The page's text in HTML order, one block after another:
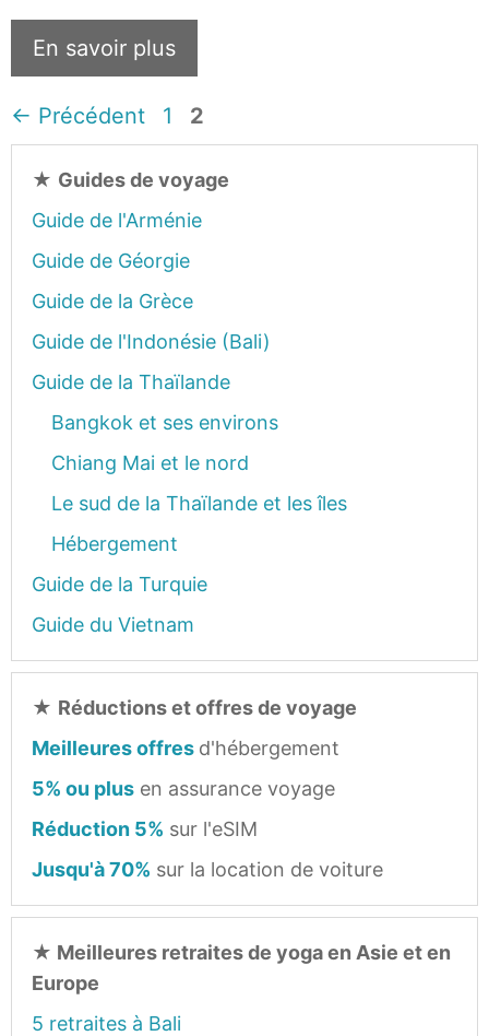
En savoir plus
← Précédent Page
1 Page
2
★ Guides de voyage
Guide de l'Arménie
Guide de Géorgie
Guide de la Grèce
Guide de l'Indonésie (Bali)
Guide de la Thaïlande
Bangkok et ses environs
Chiang Mai et le nord
Le sud de la Thaïlande et les îles
Hébergement
Guide de la Turquie
Guide du Vietnam
★ Réductions et offres de voyage
Meilleures offres d'hébergement
5% ou plus en assurance voyage
Réduction 5% sur l'eSIM
Jusqu'à 70% sur la location de voiture
★ Meilleures retraites de yoga en Asie et en
Europe
5 retraites à Bali